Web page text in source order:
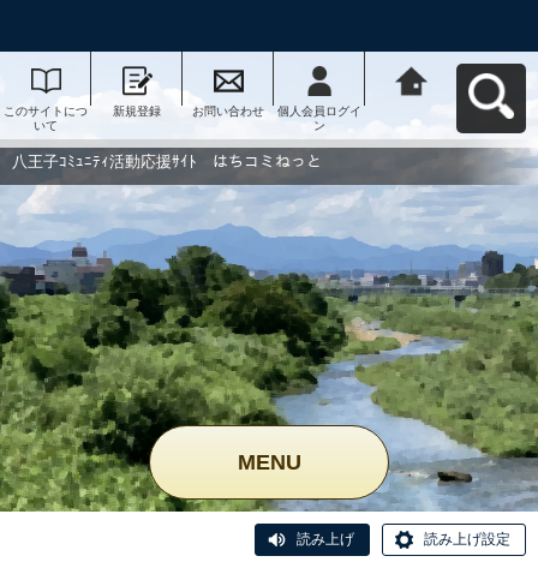
このサイトにつ
いて
新規登録 お問い合わせ
個人会員ログイ
ン
動応援ｻｲﾄ はち
コミねっとへ戻
八王子ｺﾐｭﾆﾃｨ活動応援ｻｲﾄ はちコミねっと
MENU
読み上げ 読み上げ設定